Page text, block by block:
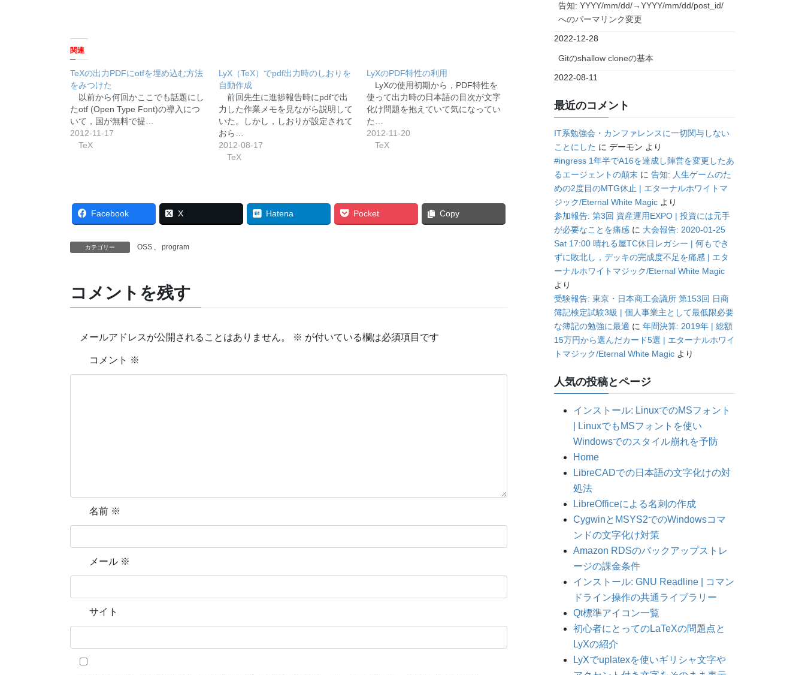
関連
TeXの出力PDFにotfを埋め込む方法
をみつけた
以前から何回かここでも話題にし
たotf (Open Type Font)の導入につ
いて，国が無料で提…
2012-11-17
TeX
LyX（TeX）でpdf出力時のしおりを
自動作成
前回先生に進捗報告時にpdfで出
力した作業メモを見ながら説明して
いた。しかし，しおりが設定されて
おら…
2012-08-17
TeX
LyXのPDF特性の利用
LyXの使用初期から，PDF特性を
使って出力時の日本語の目次が文字
化け問題を抱えていて気になってい
た…
2012-11-20
TeX
Facebook X Hatena Pocket Copy
カテゴリー OSS 、 program
コメントを残す
メールアドレスが公開されることはありません。 ※ が付いている欄は必須項目です
コメント ※
名前 ※
メール ※
サイト
告知: YYYY/mm/dd/→YYYY/mm/dd/post_id/
へのパーマリンク変更
2022-12-28
Gitのshallow cloneの基本
2022-08-11
最近のコメント
IT系勉強会・カンファレンスに一切関与しない
ことにした にデーモン より
#ingress 1年半でA16を達成し陣営を変更したあ
るエージェントの顛末 に告知: 人生ゲームのた
めの2度目のMTG休止 | エターナルホワイトマ
ジック/Eternal White Magic より
参加報告: 第3回 資産運用EXPO | 投資には元手
が必要なことを痛感 に 大会報告: 2020-01-25
Sat 17:00 晴れる屋TC休日レガシー | 何もでき
ずに敗北し，デッキの完成度不足を痛感 | エタ
ーナルホワイトマジック/Eternal White Magic
より
受験報告: 東京・日本商工会議所 第153回 日商
簿記検定試験3級 | 個人事業主として最低限必要
な簿記の勉強に最適 に年間決算: 2019年 | 総額
15万円から選んだカード5選 | エターナルホワイ
トマジック/Eternal White Magic より
人気の投稿とページ
インストール: LinuxでのMSフォント
| LinuxでもMSフォントを使い
Windowsでのスタイル崩れを予防
Home
LibreCADでの日本語の文字化けの対
処法
LibreOfficeによる名刺の作成
CygwinとMSYS2でのWindowsコマ
ンドの文字化け対策
Amazon RDSのバックアップストレ
ージの課金条件
インストール: GNU Readline | コマン
ドライン操作の共通ライブラリー
Qt標準アイコン一覧
初心者にとってのLaTeXの問題点と
LyXの紹介
LyXでuplatexを使いギリシャ文字や